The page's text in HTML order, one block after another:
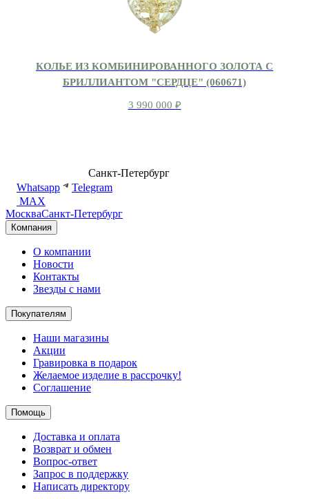
КОЛЬЕ ИЗ КОМБИНИРОВАННОГО ЗОЛОТА С
БРИЛЛИАНТОМ "СЕРДЦЕ" (060671)
3 990 000 ₽
Санкт-Петербург
Whatsapp
Telegram
MAX
МоскваСанкт-Петербург
Компания
О компании
Новости
Контакты
Звезды с нами
Покупателям
Наши магазины
Акции
Гравировка в подарок
Желаемое изделие в рассрочку!
Соглашение
Помощь
Доставка и оплата
Возврат и обмен
Вопрос-ответ
Запрос в поддержку
Написать директору